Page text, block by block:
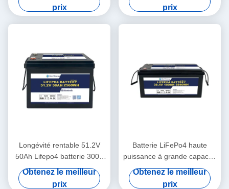
domestique
prix
l'énergie solaire
prix
Longévité rentable 51.2V
50Ah Lifepo4 batterie 3000
cycles pour le système de
Obtenez le meilleur
prix
Batterie LiFePo4 haute
puissance à grande capacité
étanche à l'eau 36V100Ah
pour véhicules électriques
Obtenez le meilleur
prix